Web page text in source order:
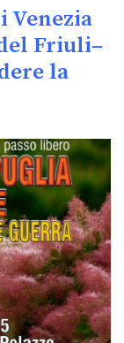
Venezia
Friuli–
la